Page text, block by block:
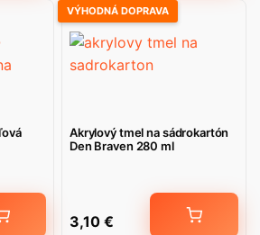
VÝHODNÁ DOPRAVA
Akrylový tmel na sádrokartón
Den Braven 280 ml
3,10 €